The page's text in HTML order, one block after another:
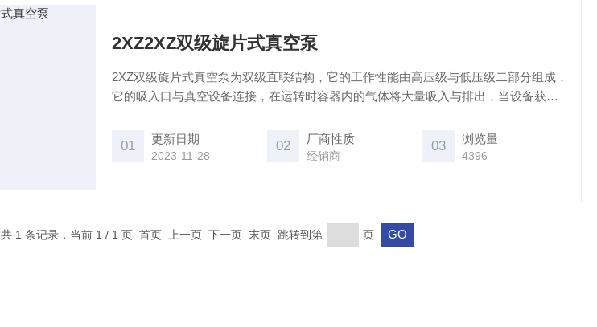
2XZ2XZ双级旋片式真空泵
2XZ双级旋片式真空泵为双级直联结构，它的工作性能由高压级与低压级二部分组成，
它的吸入口与真空设备连接，在运转时容器内的气体将大量吸入与排出，当设备获得
排出，这样真空设备可获得一定的真空，该泵的技术参数为6×10-2,泵与电机连轴，高
转速，外型小，结构紧凑，流动性工作方便
01 更新日期
2023-11-28
02 厂商性质
经销商
03 浏览量
4396
共 1 条记录，当前 1 / 1 页 首页 上一页 下一页 末页 跳转到第 页